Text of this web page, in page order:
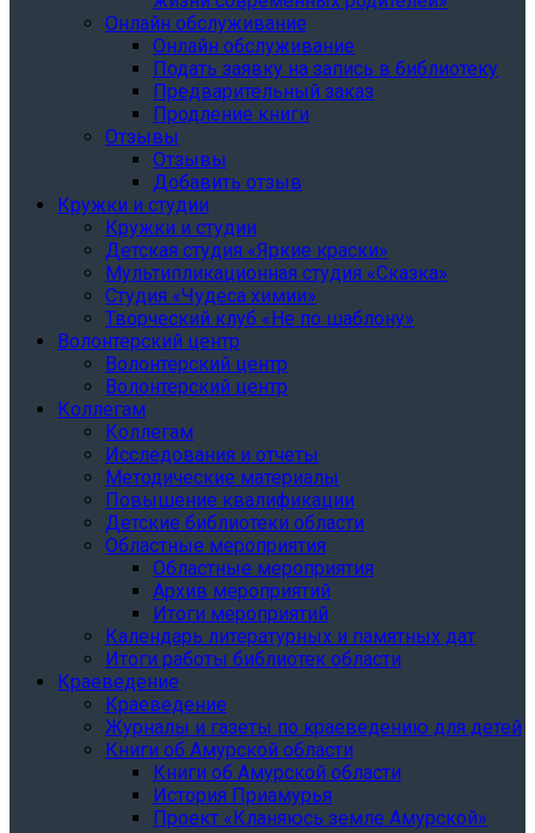
Онлайн обслуживание
Онлайн обслуживание
Подать заявку на запись в библиотеку
Предварительный заказ
Продление книги
Отзывы
Отзывы
Добавить отзыв
Кружки и студии
Кружки и студии
Детская студия «Яркие краски»
Мультипликационная студия «Сказка»
Студия «Чудеса химии»
Творческий клуб «Не по шаблону»
Волонтерский центр
Волонтерский центр
Волонтерский центр
Коллегам
Коллегам
Исследования и отчеты
Методические материалы
Повышение квалификации
Детские библиотеки области
Областные мероприятия
Областные мероприятия
Архив мероприятий
Итоги мероприятий
Календарь литературных и памятных дат
Итоги работы библиотек области
Краеведение
Краеведение
Журналы и газеты по краеведению для детей
Книги об Амурской области
Книги об Амурской области
История Приамурья
Проект «Кланяюсь земле Амурской»